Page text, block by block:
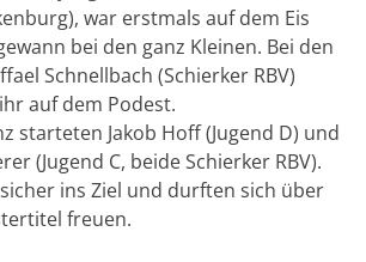
war erstmals auf dem Eis
bei den ganz Kleinen. Bei den
Schnellbach (Schierker RBV)
auf dem Podest.
starteten Jakob Hoff (Jugend D) und
(Jugend C, beide Schierker RBV).
ins Ziel und durften sich über
freuen.